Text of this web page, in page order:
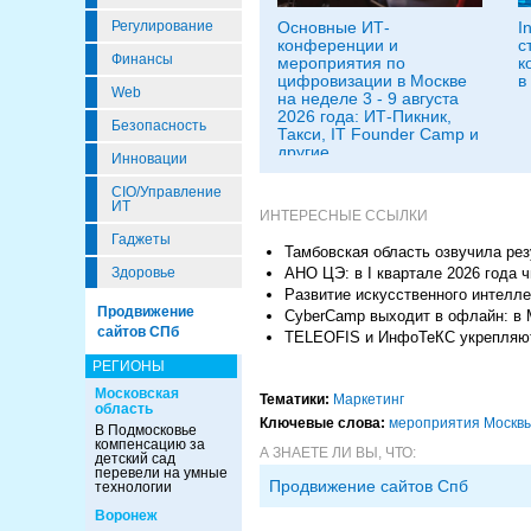
Регулирование
Финансы
Web
Безопасность
Инновации
CIO/Управление
ИТ
Гаджеты
Здоровье
Продвижение
сайтов СПб
РЕГИОНЫ
Московская
область
В Подмосковье
компенсацию за
детский сад
перевели на умные
технологии
Воронеж
Основные ИТ-
конференции и
мероприятия по
цифровизации в Москве
на неделе 3 - 9 августа
2026 года: ИТ-Пикник,
Такси, IT Founder Camp и
другие
ИНТЕРЕСНЫЕ ССЫЛКИ
Тамбовская область озвучила
АНО ЦЭ: в I квартале 2026 года
Развитие искусственного
CyberCamp выходит в офлайн: в
TELEOFIS и ИнфоТеКС
Тематики: Маркетинг
Ключевые слова: мероприятия
А ЗНАЕТЕ ЛИ ВЫ, ЧТО:
Продвижение сайтов Спб